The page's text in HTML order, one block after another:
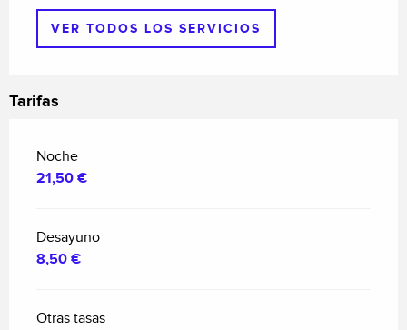
VER TODOS LOS SERVICIOS
Tarifas
Noche
21,50 €
Desayuno
8,50 €
Otras tasas